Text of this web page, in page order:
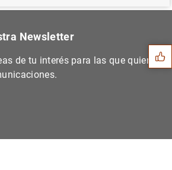
Sugerencias
Newsletter
de tu interés para las que quieres